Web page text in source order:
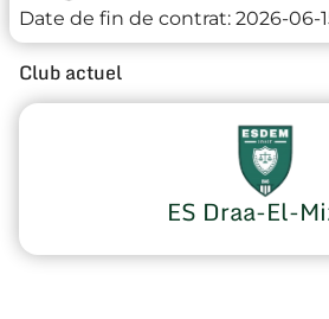
Date de fin de contrat: 2026-06-
Club actuel
ES Draa-El-